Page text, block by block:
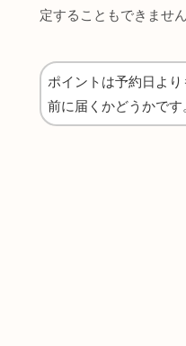
定することもできません
ポイントは予約日よ
前に届くかどうかです